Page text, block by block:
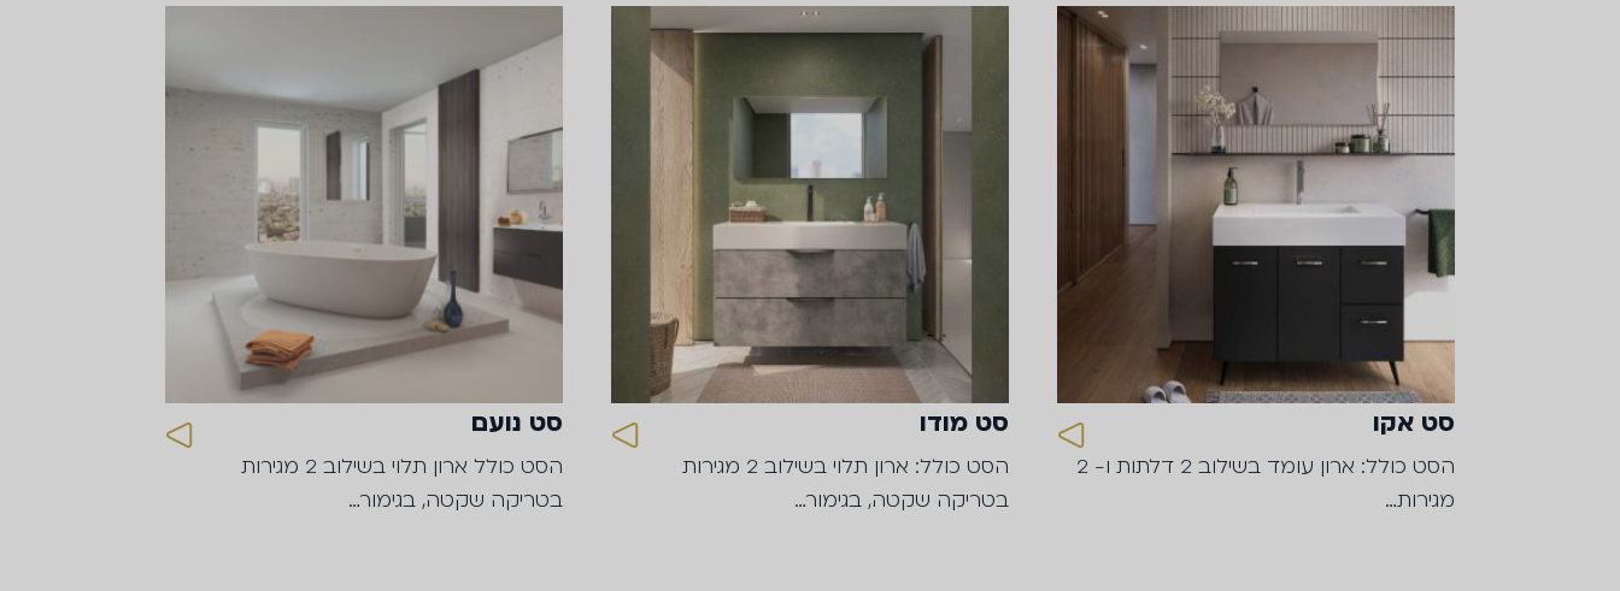
סט אקו
הסט כולל: ארון עומד בשילוב 2 דלתות ו- 2
מגירות…
סט מודו
הסט כולל: ארון תלוי בשילוב 2 מגירות
בטריקה שקטה, בגימור…
סט נועם
הסט כולל ארון תלוי בשילוב 2 מגירות
בטריקה שקטה, בגימור…